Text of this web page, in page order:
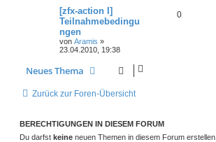
[zfx-action I]
Teilnahmebedingu
ngen
von Aramis »
23.04.2010, 19:38
0
Neues Thema
Zurück zur Foren-Übersicht
BERECHTIGUNGEN IN DIESEM FORUM
Du darfst keine neuen Themen in diesem Forum erstellen.